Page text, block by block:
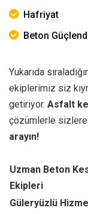
Hafriyat
Beton
Yukarıda
ekiplerimiz siz
getiriyor. Asfalt
çözümlerle
arayın!
Uzman Beton
Ekipleri
Güleryüzlü